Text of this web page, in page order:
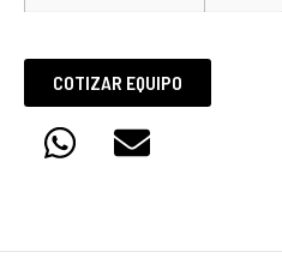
COTIZAR EQUIPO